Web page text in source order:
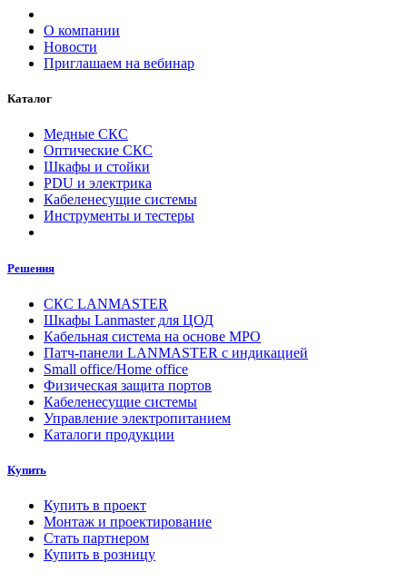
О компании
Новости
Приглашаем на вебинар
Каталог
Медные СКС
Оптические СКС
Шкафы и стойки
PDU и электрика
Кабеленесущие системы
Инструменты и тестеры
Решения
СКС LANMASTER
Шкафы Lanmaster для ЦОД
Кабельная система на основе MPO
Патч-панели LANMASTER с индикацией
Small office/Home office
Физическая защита портов
Кабеленесущие системы
Управление электропитанием
Каталоги продукции
Купить
Купить в проект
Монтаж и проектирование
Стать партнером
Купить в розницу